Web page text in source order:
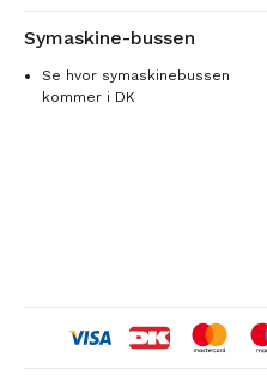
Symaskine-bussen
Se hvor symaskinebussen
kommer i DK